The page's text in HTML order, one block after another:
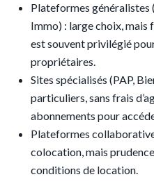
Plateformes généralistes
Immo) : large choix, mais
est souvent privilégié
propriétaires.
Sites spécialisés (PAP,
particuliers, sans frais
abonnements pour
Plateformes
colocation, mais
conditions de location.